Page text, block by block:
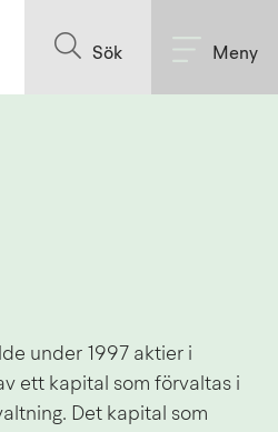
Sök Meny
under 1997 aktier i
ett kapital som förvaltas i
Det kapital som